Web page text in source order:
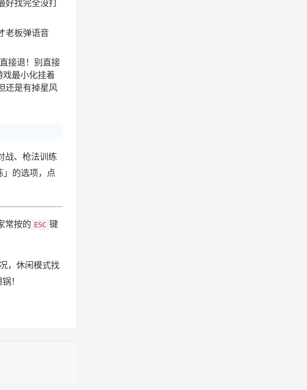
好找完全没打
老板弹语音
接退！别直接
最小化挂着
还是有掉星风
战、枪法训练
」的选项，点
常按的 ESC 键
，休闲模式找
！